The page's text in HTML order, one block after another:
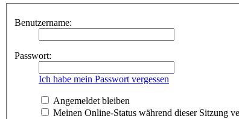
Benutzername:
Passwort:
Ich habe mein Passwort vergessen
Angemeldet bleiben
Meinen Online-Status während dieser Sitzung